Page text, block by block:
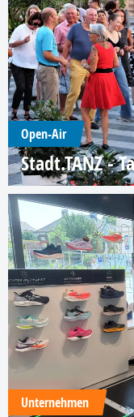
Open-Air
Stadt.TANZ -
Unternehmen